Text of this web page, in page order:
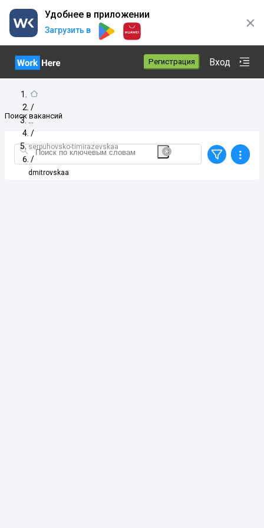
Удобнее в приложении
Загрузить в
Регистрация Вход
/
/
serpuhovsko-timirazevskaa
/
dmitrovskaa
Поиск вакансий